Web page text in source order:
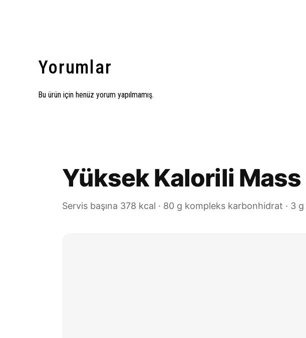
Yorumlar
Bu ürün için henüz yorum yapılmamış.
Yüksek Kalorili Mass
Servis başına 378 kcal · 80 g kompleks karbonhidrat · 3